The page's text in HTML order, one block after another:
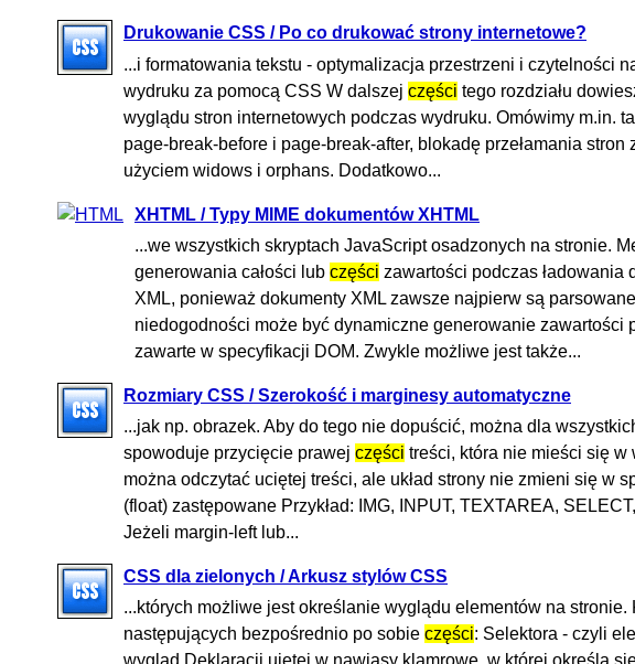
Drukowanie CSS / Po co drukować strony internetowe?
...i formatowania tekstu - optymalizacja przestrzeni i czytelności
wydruku za pomocą CSS W dalszej części tego rozdziału
wyglądu stron internetowych podczas wydruku. Omówimy m.in.
page-break-before i page-break-after, blokadę przełamania
użyciem widows i orphans. Dodatkowo...
XHTML / Typy MIME dokumentów XHTML
...we wszystkich skryptach JavaScript osadzonych na stronie.
generowania całości lub części zawartości podczas ładowania
XML, ponieważ dokumenty XML zawsze najpierw są
niedogodności może być dynamiczne generowanie zawartości
zawarte w specyfikacji DOM. Zwykle możliwe jest także...
Rozmiary CSS / Szerokość i marginesy automatyczne
...jak np. obrazek. Aby do tego nie dopuścić, można dla
spowoduje przycięcie prawej części treści, która nie mieści się
można odczytać uciętej treści, ale układ strony nie zmieni się w
(float) zastępowane Przykład: IMG, INPUT, TEXTAREA,
Jeżeli margin-left lub...
CSS dla zielonych / Arkusz stylów CSS
...których możliwe jest określanie wyglądu elementów na stronie.
następujących bezpośrednio po sobie części: Selektora - czyli